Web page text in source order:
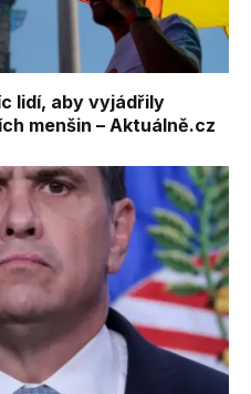
lidí, aby vyjádřily
menšin – Aktuálně.cz